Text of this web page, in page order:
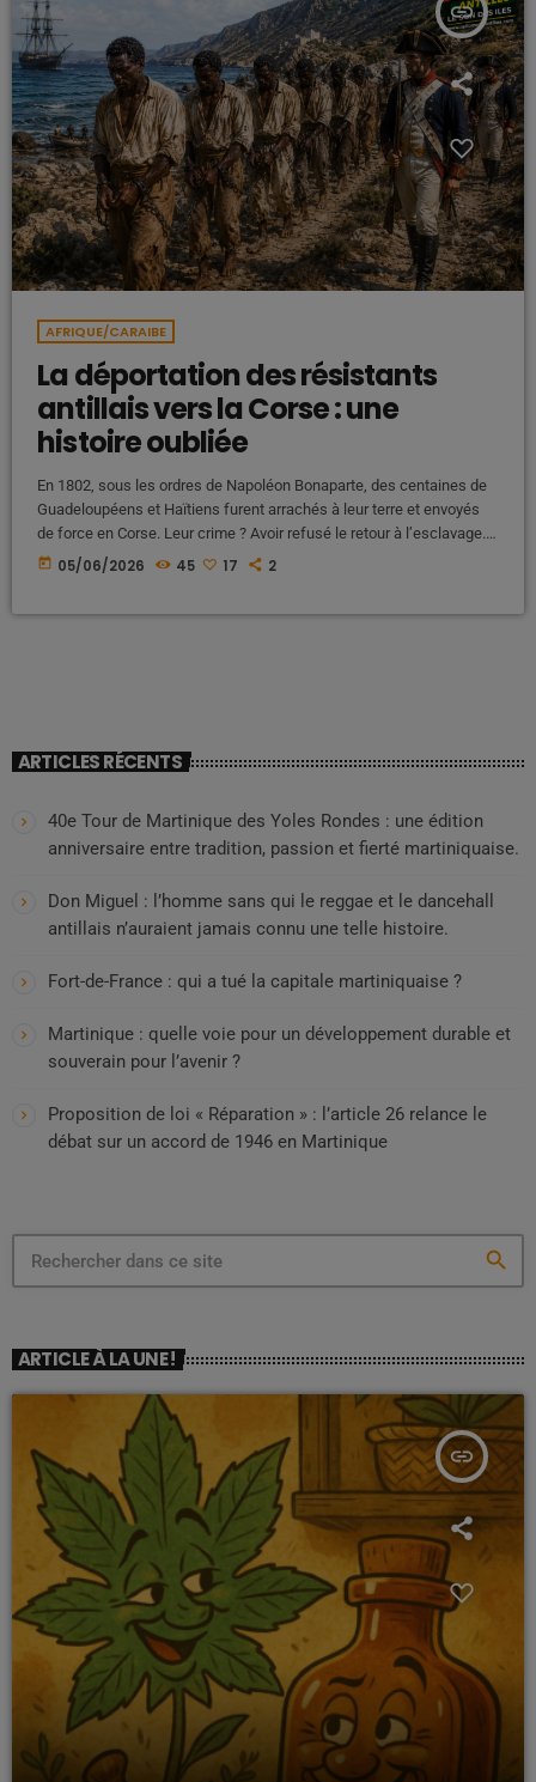
insert_link
AFRIQUE/CARAIBE
La déportation des résistants
antillais vers la Corse : une
histoire oubliée
En 1802, sous les ordres de Napoléon Bonaparte, des centaines de
Guadeloupéens et Haïtiens furent arrachés à leur terre et envoyés
de force en Corse. Leur crime ? Avoir refusé le retour à l’esclavage.
Voici l’histoire occultée d’une déportation politique et raciale qui a
today 05/06/2026 45 17 2
ARTICLES RÉCENTS
40e Tour de Martinique des Yoles Rondes : une édition
anniversaire entre tradition, passion et fierté martiniquaise.
Don Miguel : l’homme sans qui le reggae et le dancehall
antillais n’auraient jamais connu une telle histoire.
Fort-de-France : qui a tué la capitale martiniquaise ?
Martinique : quelle voie pour un développement durable et
souverain pour l’avenir ?
Proposition de loi « Réparation » : l’article 26 relance le
débat sur un accord de 1946 en Martinique
search
ARTICLE À LA UNE !
insert_link